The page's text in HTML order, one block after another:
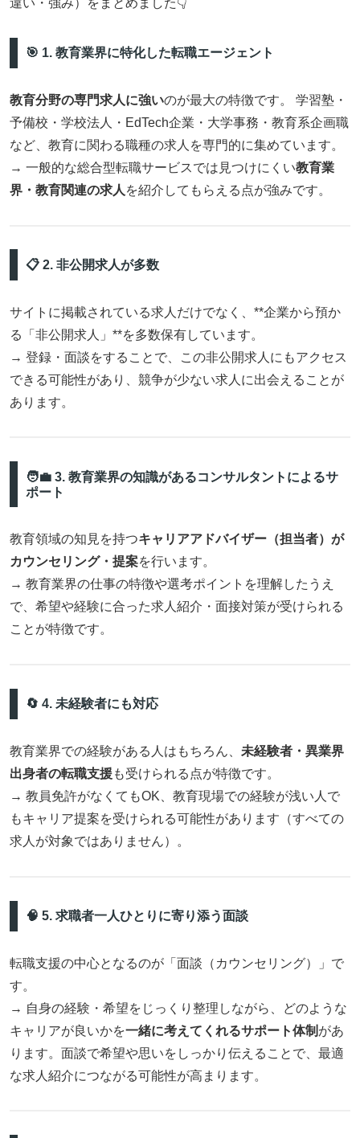
違い・強み）をまとめました👇
🎯 1. 教育業界に特化した転職エージェント
教育分野の専門求人に強いのが最大の特徴です。 学習塾・
予備校・学校法人・EdTech企業・大学事務・教育系企画職
など、教育に関わる職種の求人を専門的に集めています。
→ 一般的な総合型転職サービスでは見つけにくい教育業
界・教育関連の求人 を紹介してもらえる点が強みです。
📋 2. 非公開求人が多数
サイトに掲載されている求人だけでなく、**企業から預か
る「非公開求人」**を多数保有しています。
→ 登録・面談をすることで、この非公開求人にもアクセス
できる可能性があり、競争が少ない求人に出会えることが
あります。
🧑‍💼 3. 教育業界の知識があるコンサルタントによるサ
ポート
教育領域の知見を持つキャリアアドバイザー（担当者）が
カウンセリング・提案を行います。
→ 教育業界の仕事の特徴や選考ポイントを理解したうえ
で、希望や経験に合った求人紹介・面接対策が受けられる
ことが特徴です。
🔄 4. 未経験者にも対応
教育業界での経験がある人はもちろん、 未経験者・異業界
出身者の転職支援も受けられる点が特徴です。
→ 教員免許がなくてもOK、教育現場での経験が浅い人で
もキャリア提案を受けられる可能性があります（すべての
求人が対象ではありません）。
🧠 5. 求職者一人ひとりに寄り添う面談
転職支援の中心となるのが「面談（カウンセリング）」で
す。
→ 自身の経験・希望をじっくり整理しながら、どのような
キャリアが良いかを一緒に考えてくれるサポート体制 があ
ります。面談で希望や思いをしっかり伝えることで、最適
な求人紹介につながる可能性が高まります。